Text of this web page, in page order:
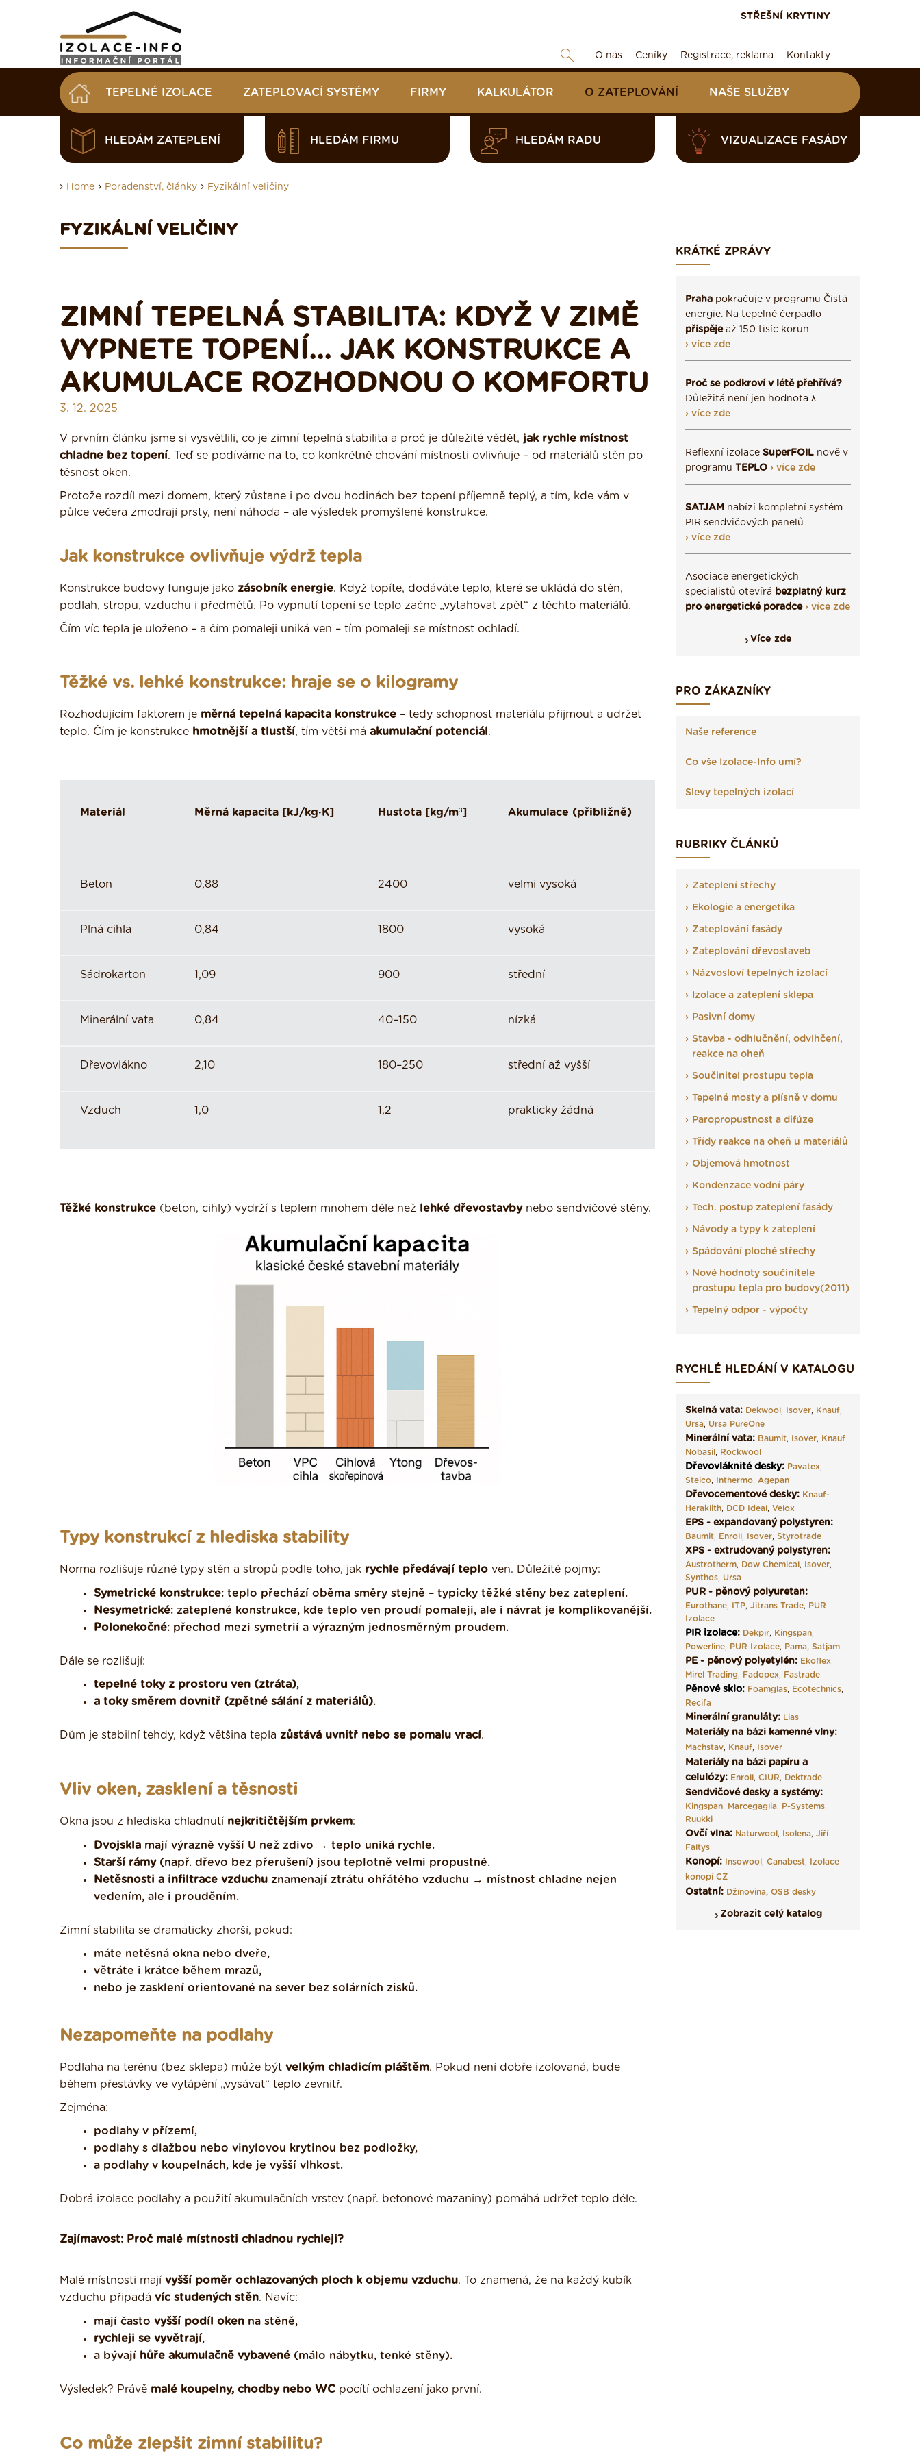
STŘEŠNÍ KRYTINY
O nás Ceníky Registrace, reklama Kontakty
TEPELNÉ IZOLACE ZATEPLOVACÍ SYSTÉMY FIRMY KALKULÁTOR O ZATEPLOVÁNÍ NAŠE SLUŽBY
HLEDÁM ZATEPLENÍ HLEDÁM FIRMU HLEDÁM RADU VIZUALIZACE FASÁDY
› Home › Poradenství, články › Fyzikální veličiny
FYZIKÁLNÍ VELIČINY
ZIMNÍ TEPELNÁ STABILITA: KDYŽ V ZIMĚ
VYPNETE TOPENÍ... JAK KONSTRUKCE A
AKUMULACE ROZHODNOU O KOMFORTU
3. 12. 2025
V prvním článku jsme si vysvětlili, co je zimní tepelná stabilita a proč je důležité vědět, jak rychle místnost
chladne bez topení. Teď se podíváme na to, co konkrétně chování místnosti ovlivňuje – od materiálů stěn po
těsnost oken.
Protože rozdíl mezi domem, který zůstane i po dvou hodinách bez topení příjemně teplý, a tím, kde vám v
půlce večera zmodrají prsty, není náhoda – ale výsledek promyšlené konstrukce.
Jak konstrukce ovlivňuje výdrž tepla
Konstrukce budovy funguje jako zásobník energie. Když topíte, dodáváte teplo, které se ukládá do stěn,
podlah, stropu, vzduchu i předmětů. Po vypnutí topení se teplo začne „vytahovat zpět“ z těchto materiálů.
Čím víc tepla je uloženo – a čím pomaleji uniká ven – tím pomaleji se místnost ochladí.
Těžké vs. lehké konstrukce: hraje se o kilogramy
Rozhodujícím faktorem je měrná tepelná kapacita konstrukce – tedy schopnost materiálu přijmout a udržet
teplo. Čím je konstrukce hmotnější a tlustší, tím větší má akumulační potenciál .
Materiál Měrná kapacita [kJ/kg·K] Hustota [kg/m³] Akumulace (přibližně)
Beton 0,88 2400 velmi vysoká
Plná cihla 0,84 1800 vysoká
Sádrokarton 1,09 900 střední
Minerální vata 0,84 40–150 nízká
Dřevovlákno 2,10 180–250 střední až vyšší
Vzduch 1,0 1,2 prakticky žádná
Těžké konstrukce (beton, cihly) vydrží s teplem mnohem déle než lehké dřevostavbynebo sendvičové stěny.
Typy konstrukcí z hlediska stability
Norma rozlišuje různé typy stěn a stropů podle toho, jak rychle předávají teplo ven. Důležité pojmy:
Symetrické konstrukce: teplo přechází oběma směry stejně – typicky těžké stěny bez zateplení.
Nesymetrické: zateplené konstrukce, kde teplo ven proudí pomaleji, ale i návrat je komplikovanější.
Polonekočné: přechod mezi symetrií a výrazným jednosměrným proudem.
Dále se rozlišují:
tepelné toky z prostoru ven (ztráta),
a toky směrem dovnitř (zpětné sálání z materiálů).
Dům je stabilní tehdy, když většina tepla zůstává uvnitř nebo se pomalu vrací.
Vliv oken, zasklení a těsnosti
Okna jsou z hlediska chladnutí nejkritičtějším prvkem:
Dvojskla mají výrazně vyšší U než zdivo → teplo uniká rychle.
Starší rámy(např. dřevo bez přerušení) jsou teplotně velmi propustné.
Netěsnosti a infiltrace vzduchu znamenají ztrátu ohřátého vzduchu → místnost chladne nejen
vedením, ale i prouděním.
Zimní stabilita se dramaticky zhorší, pokud:
máte netěsná okna nebo dveře,
větráte i krátce během mrazů,
nebo je zasklení orientované na sever bez solárních zisků.
Nezapomeňte na podlahy
Podlaha na terénu (bez sklepa) může být velkým chladicím pláštěm. Pokud není dobře izolovaná, bude
během přestávky ve vytápění „vysávat“ teplo zevnitř.
Zejména:
podlahy v přízemí,
podlahy s dlažbou nebo vinylovou krytinou bez podložky,
a podlahy v koupelnách, kde je vyšší vlhkost.
Dobrá izolace podlahy a použití akumulačních vrstev (např. betonové mazaniny) pomáhá udržet teplo déle.
Zajímavost: Proč malé místnosti chladnou rychleji?
Malé místnosti mají vyšší poměr ochlazovaných ploch k objemu vzduchu. To znamená, že na každý kubík
vzduchu připadá víc studených stěn. Navíc:
mají často vyšší podíl oken na stěně,
rychleji se vyvětrají,
a bývají hůře akumulačně vybavené (málo nábytku, tenké stěny).
Výsledek? Právě malé koupelny, chodby nebo WC pocítí ochlazení jako první.
Co může zlepšit zimní stabilitu?
KRÁTKÉ ZPRÁVY
Praha pokračuje v programu Čistá
energie. Na tepelné čerpadlo
přispějeaž 150 tisíc korun
› více zde
Proč se podkroví v létě přehřívá?
Důležitá není jen hodnota λ
› více zde
Reflexní izolace SuperFOIL nově v
programu TEPLO › více zde
SATJAM nabízí kompletní systém
PIR sendvičových panelů
› více zde
Asociace energetických
specialistů otevírá bezplatný kurz
pro energetické poradce › více zde
Více zde
PRO ZÁKAZNÍKY
Naše reference
Co vše Izolace-Info umí?
Slevy tepelných izolací
RUBRIKY ČLÁNKŮ
Zateplení střechy
Ekologie a energetika
Zateplování fasády
Zateplování dřevostaveb
Názvosloví tepelných izolací
Izolace a zateplení sklepa
Pasivní domy
Stavba - odhlučnění, odvlhčení,
reakce na oheň
Součinitel prostupu tepla
Tepelné mosty a plísně v domu
Paropropustnost a difúze
Třídy reakce na oheň u materiálů
Objemová hmotnost
Kondenzace vodní páry
Tech. postup zateplení fasády
Návody a typy k zateplení
Spádování ploché střechy
Nové hodnoty součinitele
prostupu tepla pro budovy(2011)
Tepelný odpor - výpočty
RYCHLÉ HLEDÁNÍ V KATALOGU
Skelná vata: Dekwool, Isover, Knauf,
Ursa, Ursa PureOne
Minerální vata: Baumit, Isover, Knauf
Nobasil, Rockwool
Dřevovláknité desky: Pavatex,
Steico, Inthermo, Agepan
Dřevocementové desky: Knauf-
Heraklith, DCD Ideal, Velox
EPS - expandovaný polystyren:
Baumit, Enroll, Isover, Styrotrade
XPS - extrudovaný polystyren:
Austrotherm, Dow Chemical, Isover,
Synthos, Ursa
PUR - pěnový polyuretan:
Eurothane, ITP, Jitrans Trade, PUR
Izolace
PIR izolace: Dekpir, Kingspan,
Powerline, PUR Izolace, Pama, Satjam
PE - pěnový polyetylén: Ekoflex,
Mirel Trading, Fadopex, Fastrade
Pěnové sklo: Foamglas, Ecotechnics,
Recifa
Minerální granuláty: Lias
Materiály na bázi kamenné vlny:
Machstav, Knauf, Isover
Materiály na bázi papíru a
celulózy: Enroll, CIUR, Dektrade
Sendvičové desky a systémy:
Kingspan, Marcegaglia, P-Systems,
Ruukki
Ovčí vlna: Naturwool, Isolena, Jiří
Faltys
Konopí: Insowool, Canabest, Izolace
konopí CZ
Ostatní: Džínovina, OSB desky
Zobrazit celý katalog